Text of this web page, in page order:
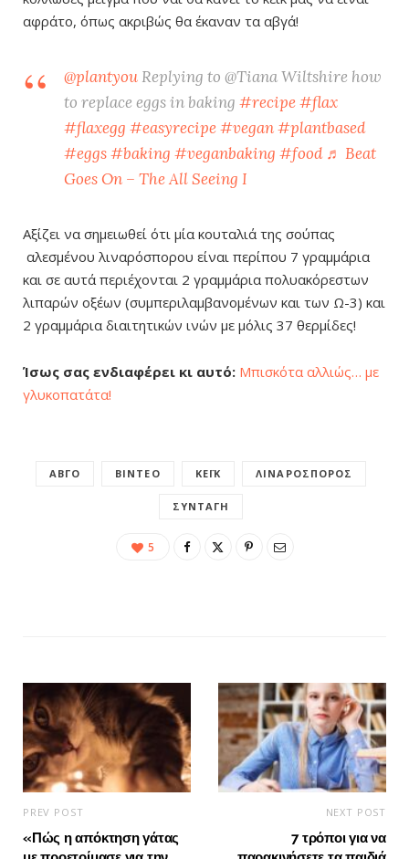
αφράτο, όπως ακριβώς θα έκαναν τα αβγά!
@plantyou Replying to @Tiana Wiltshire how
to replace eggs in baking #recipe#flax
#flaxegg #easyrecipe#vegan#plantbased
#eggs#baking #veganbaking #food ♬ Beat
Goes On – The All Seeing I
Αξίζει να σημειωθεί ότι μία κουταλιά της σούπας
αλεσμένου λιναρόσπορου είναι περίπου 7 γραμμάρια
και σε αυτά περιέχονται 2 γραμμάρια πολυακόρεστων
λιπαρών οξέων (συμπεριλαμβανομένων και των Ω-3) και
2 γραμμάρια διαιτητικών ινών με μόλις 37 θερμίδες!
Ίσως σας ενδιαφ΄έρει κι αυτό: Μπισκότα αλλιώς… με
γλυκοπατάτα!
ΑΒΓΌ ΒΊΝΤΕΟ ΚΈΙΚ ΛΙΝΑΡΌΣΠΟΡΟΣ
ΣΥΝΤΑΓΉ
5
PREV POST
«Πώς η απόκτηση γάτας
NEXT POST
7 τρόποι για να